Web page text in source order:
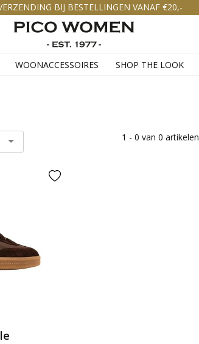
BIJ BESTELLINGEN VANAF €20,-
WOONACCESSOIRES SHOP THE LOOK
1 - 0 van 0 artikelen